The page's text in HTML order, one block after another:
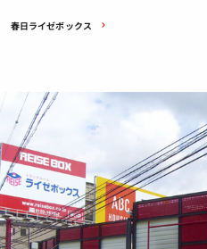
春日ライゼボックス